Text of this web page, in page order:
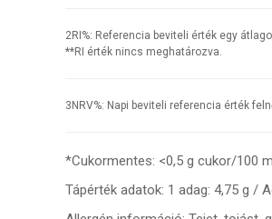
2RI%: Referencia beviteli érték egy
**RI érték nincs meghatározva.
3NRV%: Napi beviteli referencia érték
*Cukormentes: <0,5 g cukor/100
Tápérték adatok: 1 adag: 4,75 g /